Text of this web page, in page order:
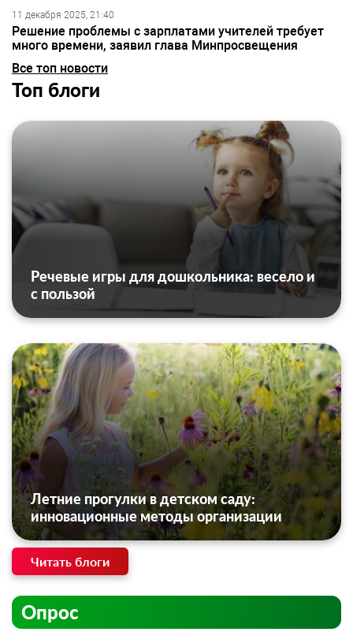
11 декабря 2025, 21:40
Решение проблемы с зарплатами учителей требует
много времени, заявил глава Минпросвещения
Все топ новости
Топ блоги
Речевые игры для дошкольника: весело и
с пользой
Летние прогулки в детском саду:
инновационные методы организации
Читать блоги
Опрос